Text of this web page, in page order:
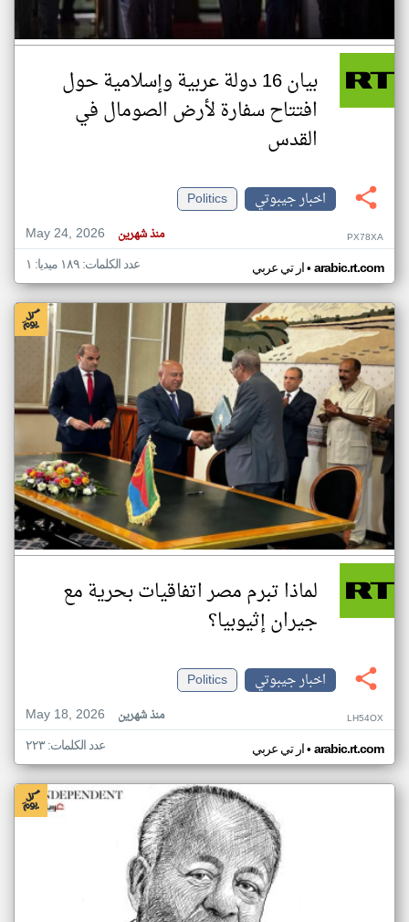
بيان 16 دولة عربية وإسلامية حول
افتتاح سفارة لأرض الصومال في
القدس
اخبار جيبوتي
Politics
May 24, 2026
منذ شهرين PX78XA
ار تي عربي• arabic.rt.com عدد الكلمات: ١٨٩ ميديا: ١
لماذا تبرم مصر اتفاقيات بحرية مع
جيران إثيوبيا؟
اخبار جيبوتي
Politics
May 18, 2026
منذ شهرين LH54OX
ار تي عربي• arabic.rt.com عدد الكلمات: ٢٢٣